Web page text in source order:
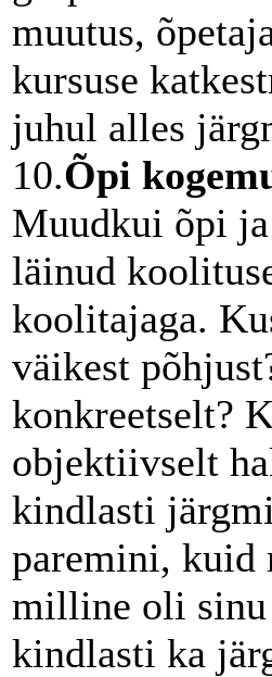
muutus,
kursuse
juhul alles
10.Õpi
Muudkui õpi
läinud
koolitajaga.
väikest
konkreetselt?
objektiivselt
kindlasti
paremini, kuid
milline oli sinu
kindlasti ka